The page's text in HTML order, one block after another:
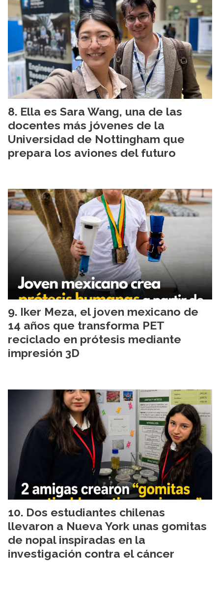
Ella es Sara Wang, una de las
docentes más jóvenes de la
Universidad de Nottingham que
prepara los aviones del futuro
Iker Meza, el joven mexicano de
14 años que transforma PET
reciclado en prótesis mediante
impresión 3D
Dos estudiantes chilenas
llevaron a Nueva York unas gomitas
de nopal inspiradas en la
investigación contra el cáncer